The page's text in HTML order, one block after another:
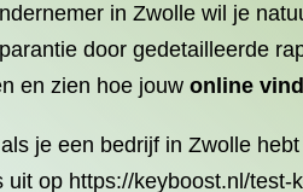
in Zwolle wil je
door gedetailleerde
en zien hoe jouw online
je een bedrijf in Zwolle
uit op https://keyboost.nl/